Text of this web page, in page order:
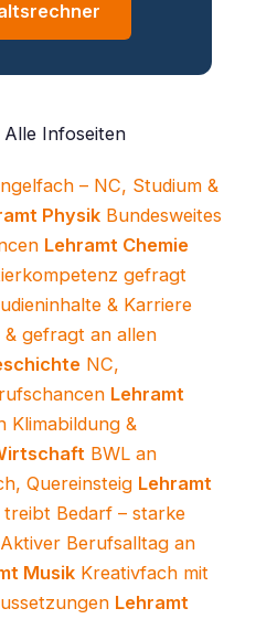
Infoseiten
– NC, Studium &
Physik Bundesweites
Lehramt Chemie
gefragt
& Karriere
& gefragt an allen
NC,
Lehramt
Klimabildung &
BWL an
Quereinsteig Lehramt
treibt Bedarf – starke
Aktiver Berufsalltag an
Musik Kreativfach mit
Lehramt